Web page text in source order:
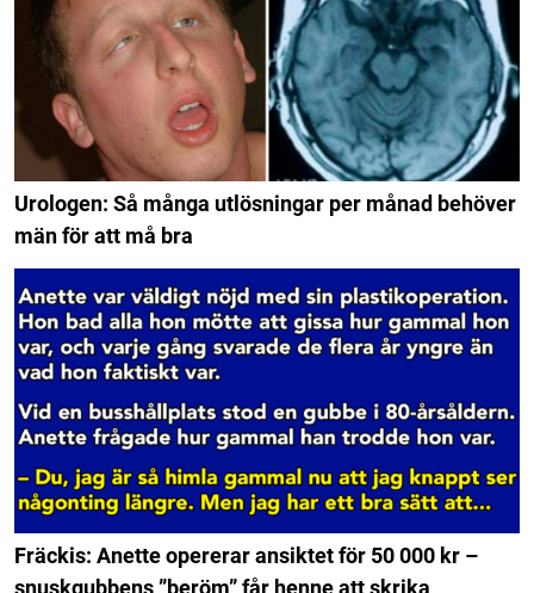
Urologen: Så många utlösningar per månad behöver
män för att må bra
Fräckis: Anette opererar ansiktet för 50 000 kr –
snuskgubbens ”beröm” får henne att skrika